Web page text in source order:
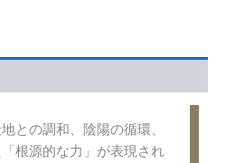
との調和、陰陽の循環、
根源的な力」が表現され